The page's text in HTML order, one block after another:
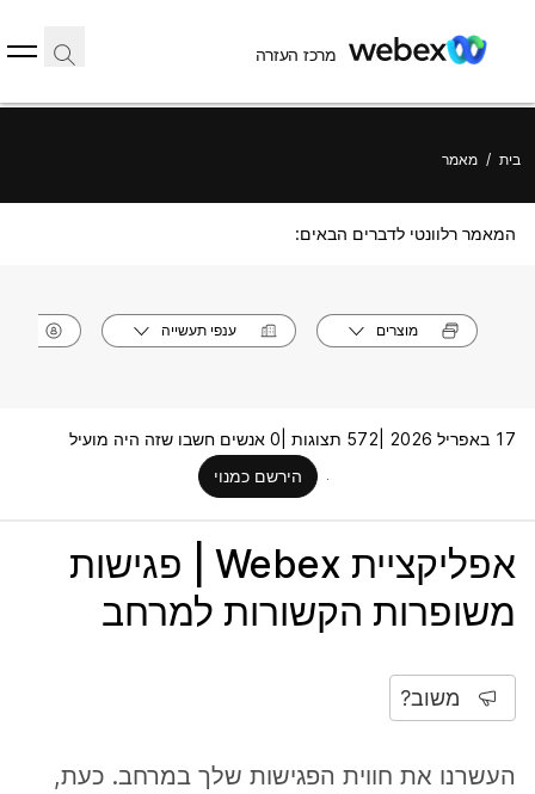
מרכז העזרה
בית / מאמר
המאמר רלוונטי לדברים הבאים:
מוצרים ענפי תעשייה
17 באפריל 2026 | 572 תצוגות |
0 אנשים חשבו שזה היה מועיל
הירשם כמנוי
אפליקציית Webex | פגישות
משופרות הקשורות למרחב
משוב?
העשרנו את חווית הפגישות שלך במרחב. כעת,